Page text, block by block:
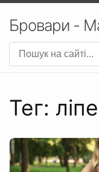
Бровари -
Тег: